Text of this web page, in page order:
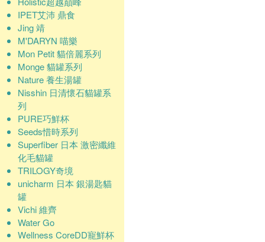
IPET艾沛 鼎食
Jing 靖
M'DARYN 喵樂
Mon Petit 貓倍麗系列
Monge 貓罐系列
Nature 養生湯罐
Nisshin 日清懷石貓罐系
列
PURE巧鮮杯
Seeds惜時系列
Superfiber 日本 激密纖維
化毛貓罐
TRILOGY奇境
unicharm 日本 銀湯匙貓
罐
Vichi 維齊
Water Go
Wellness CoreDD寵鮮杯